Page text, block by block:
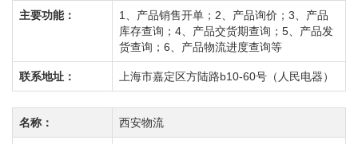
主要功能：
1、产品销售开单；2、产品询价；3、产品
库存查询；4、产品交货期查询；5、产品发
货查询；6、产品物流进度查询等
联系地址： 上海市嘉定区方陆路b10-60号（人民电器）
名称： 西安物流